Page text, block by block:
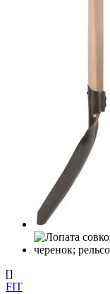
[]
FIT